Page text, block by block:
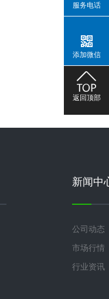
新闻中
公司动态
市场行情
行业资讯
服务电话
添加微信
返回顶部